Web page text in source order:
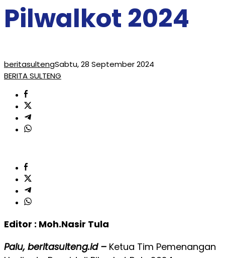
Pilwalkot 2024
beritasultengSabtu, 28 September 2024
BERITA SULTENG
Editor : Moh.Nasir Tula
Palu, beritasulteng.id – Ketua Tim Pemenangan